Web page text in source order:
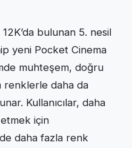
bulunan 5. nesil
yeni Pocket Cinema
muhteşem, doğru
renklerle daha da
Kullanıcılar, daha
için
daha fazla renk